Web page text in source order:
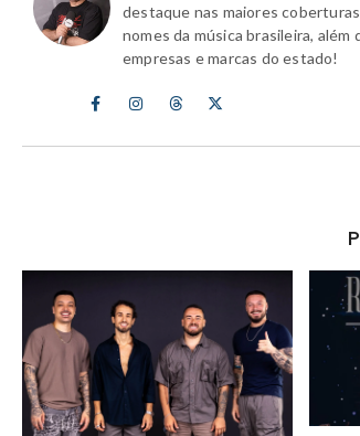
destaque nas maiores
nomes da música brasileira, além
empresas e marcas do estado!